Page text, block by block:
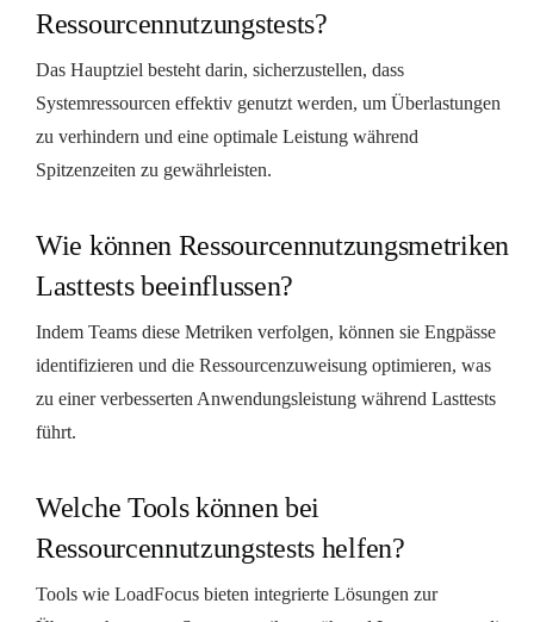
Ressourcennutzungstests?
Das Hauptziel besteht darin, sicherzustellen, dass
Systemressourcen effektiv genutzt werden, um Überlastungen
zu verhindern und eine optimale Leistung während
Spitzenzeiten zu gewährleisten.
Wie können Ressourcennutzungsmetriken
Lasttests beeinflussen?
Indem Teams diese Metriken verfolgen, können sie Engpässe
identifizieren und die Ressourcenzuweisung optimieren, was
zu einer verbesserten Anwendungsleistung während Lasttests
führt.
Welche Tools können bei
Ressourcennutzungstests helfen?
Tools wie LoadFocus bieten integrierte Lösungen zur